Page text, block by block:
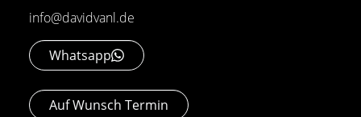
info@davidvanl.de
Whatsapp
Auf Wunsch Termin